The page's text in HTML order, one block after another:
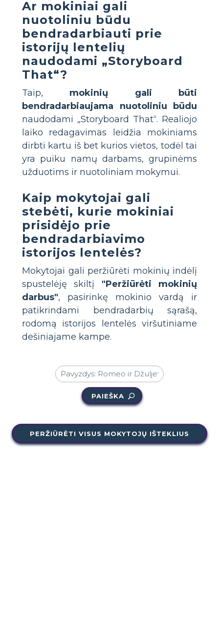
Ar mokiniai gali
nuotoliniu būdu
bendradarbiauti prie
istorijų lentelių
naudodami „Storyboard
That“?
Taip, mokinių gali būti
bendradarbiaujama nuotoliniu būdu
naudodami „Storyboard That“. Realiojo
laiko redagavimas leidžia mokiniams
dirbti kartu iš bet kurios vietos, todėl tai
yra puiku namų darbams, grupinėms
užduotims ir nuotoliniam mokymui.
Kaip mokytojai gali
stebėti, kurie mokiniai
prisidėjo prie
bendradarbiavimo
istorijos lentelės?
Mokytojai gali peržiūrėti mokinių indėlį
spustelėję skiltį "Peržiūrėti mokinių
darbus", pasirinkę mokinio vardą ir
patikrindami bendradarbių sąrašą,
rodomą istorijos lentelės viršutiniame
dešiniajame kampe.
PAIEŠKA
PERŽIŪRĖTI VISUS MOKYTOJŲ IŠTEKLIUS